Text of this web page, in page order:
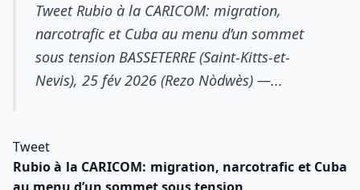
Tweet Rubio à la CARICOM: migration,
narcotrafic et Cuba au menu d’un sommet
sous tension BASSETERRE (Saint-Kitts-et-
Nevis), 25 fév 2026 (Rezo Nòdwès) —...
Tweet
Rubio à la CARICOM: migration, narcotrafic et Cuba